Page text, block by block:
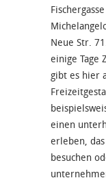
Neue Str.
einige Tage
gibt es hier
einen
erleben,
besuchen